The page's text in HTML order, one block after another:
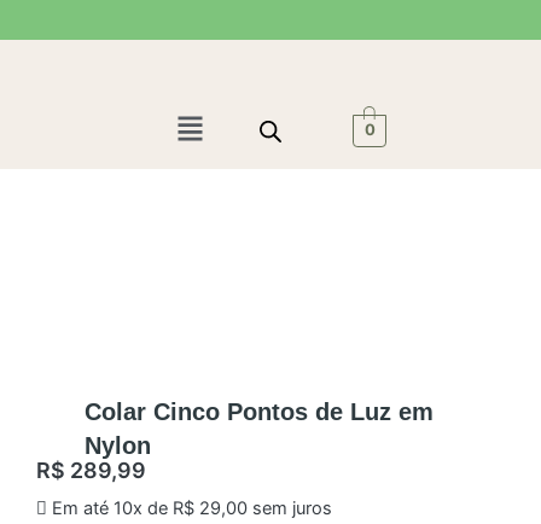
para
Menu 0
Colar Cinco Pontos de Luz em
Nylon
R$ 289,99
Em até 10x de R$29,00sem juros